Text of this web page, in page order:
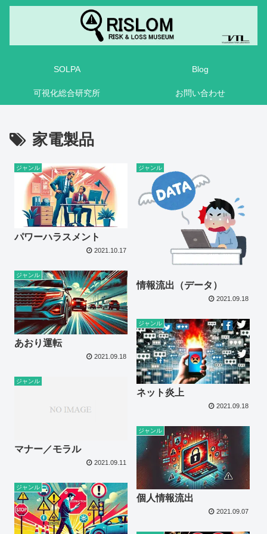
SOLPA Blog
可視化総合研究所 お問い合わせ
家電製品
ジャンル
パワーハラスメント
2021.10.17
ジャンル
情報流出（データ）
2021.09.18
ジャンル
あおり運転
2021.09.18
ジャンル
ネット炎上
2021.09.18
ジャンル
マナー／モラル
2021.09.11
ジャンル
個人情報流出
2021.09.07
ジャンル